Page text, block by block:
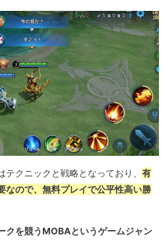
クニックと戦略となっており、 有
なので、無料プレイで公平性高い勝
クを競うMOBAというゲームジャン